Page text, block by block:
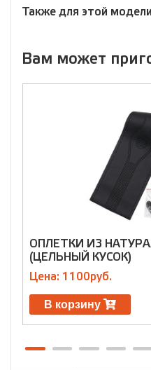
Также для этой
Вам может
ОПЛЕТКИ ИЗ
(ЦЕЛЬНЫЙ КУСОК)
Цена: 1100руб.
В корзину